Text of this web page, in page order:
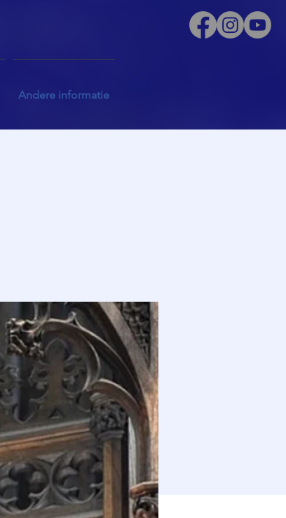
Andere informatie